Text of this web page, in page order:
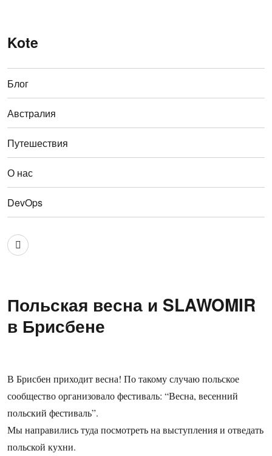
Kote
Блог
Австралия
Путешествия
О нас
DevOps
Австралия
Польская весна и SLAWOMIR
в Брисбене
В Брисбен приходит весна! По такому случаю польское
сообщество организовало фестиваль: “Весна, весенний
польский фестиваль”.
Мы направились туда посмотреть на выступления и отведать
польской кухни.